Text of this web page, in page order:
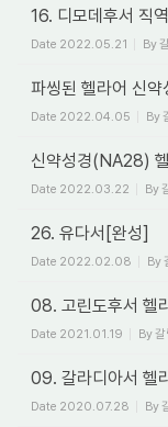
16. 디모데후서 직역
Date 2022.05.21 By
파씽된 헬라어 신
Date 2022.04.05 By
신약성경(NA28)
Date 2022.03.22 By
26. 유다서[완성]
Date 2022.02.08 By
08. 고린도후서 헬
Date 2021.01.19 By갈
09. 갈라디아서 헬
Date 2020.07.28 By